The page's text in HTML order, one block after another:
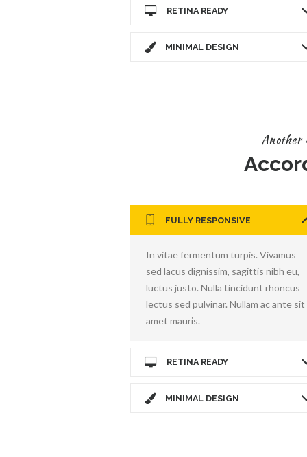
RETINA READY
MINIMAL DESIGN
Another
FULLY RESPONSIVE
In vitae fermentum turpis. Vivamus
sed lacus dignissim, sagittis nibh eu,
luctus justo. Nulla tincidunt rhoncus
lectus sed pulvinar. Nullam ac ante sit
amet mauris.
RETINA READY
MINIMAL DESIGN